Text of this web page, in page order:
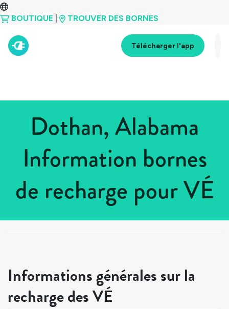
BOUTIQUE TROUVER DES BORNES
Télécharger l'app
Dothan, Alabama
Information bornes
de recharge pour VÉ
États-Unis > Alabama
Informations générales sur la
recharge des VÉ